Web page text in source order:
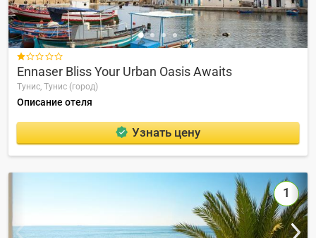

Ennaser Bliss Your Urban Oasis Awaits
Тунис, Тунис (город)
Описание отеля
Узнать цену
1